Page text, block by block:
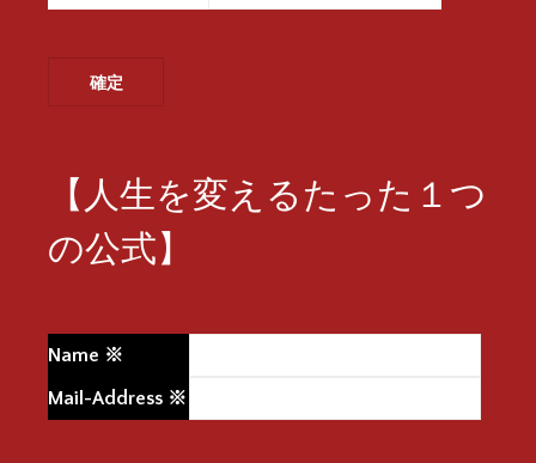
【人生を変えるたった１つ
の公式】
Name ※
Mail-Address ※